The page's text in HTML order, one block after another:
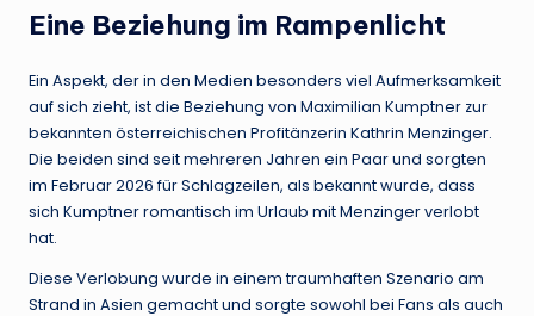
Eine Beziehung im Rampenlicht
Ein Aspekt, der in den Medien besonders viel Aufmerksamkeit
auf sich zieht, ist die Beziehung von Maximilian Kumptner zur
bekannten österreichischen Profitänzerin Kathrin Menzinger.
Die beiden sind seit mehreren Jahren ein Paar und sorgten
im Februar 2026 für Schlagzeilen, als bekannt wurde, dass
sich Kumptner romantisch im Urlaub mit Menzinger verlobt
hat.
Diese Verlobung wurde in einem traumhaften Szenario am
Strand in Asien gemacht und sorgte sowohl bei Fans als auch